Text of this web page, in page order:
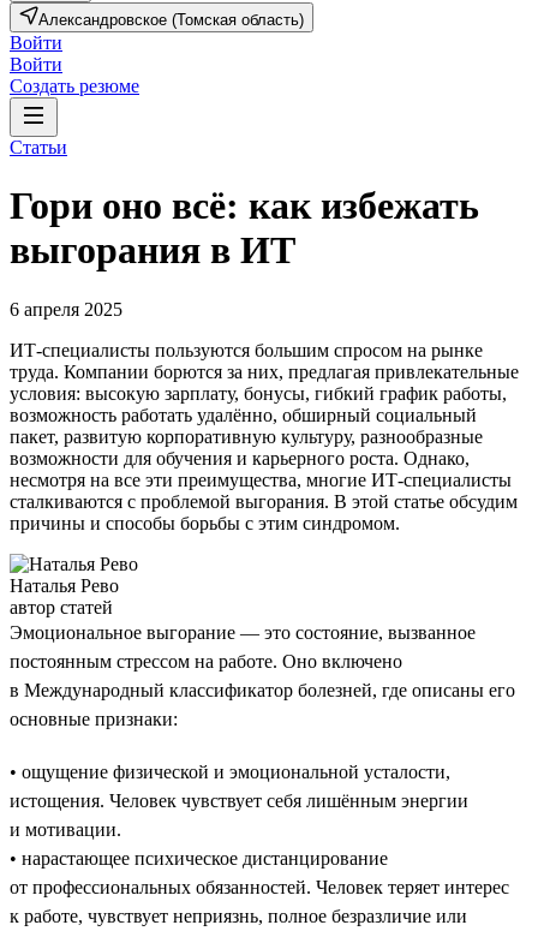
Александровское (Томская область)
Войти
Войти
Создать резюме
Статьи
Гори оно всё: как избежать
выгорания в ИТ
6 апреля 2025
ИТ-специалисты пользуются большим спросом на рынке
труда. Компании борются за них, предлагая привлекательные
условия: высокую зарплату, бонусы, гибкий график работы,
возможность работать удалённо, обширный социальный
пакет, развитую корпоративную культуру, разнообразные
возможности для обучения и карьерного роста. Однако,
несмотря на все эти преимущества, многие ИТ-специалисты
сталкиваются с проблемой выгорания. В этой статье обсудим
причины и способы борьбы с этим синдромом.
Наталья Рево
автор статей
Эмоциональное выгорание — это состояние, вызванное
постоянным стрессом на работе. Оно включено
в Международный классификатор болезней, где описаны его
основные признаки:
• ощущение физической и эмоциональной усталости,
истощения. Человек чувствует себя лишённым энергии
и мотивации.
• нарастающее психическое дистанцирование
от профессиональных обязанностей. Человек теряет интерес
к работе, чувствует неприязнь, полное безразличие или